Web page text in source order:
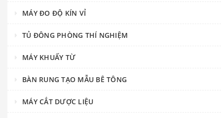
MÁY ĐO ĐỘ KÍN VỈ
TỦ ĐÔNG PHÒNG THÍ NGHIỆM
MÁY KHUẤY TỪ
BÀN RUNG TẠO MẪU BÊ TÔNG
MÁY CẮT DƯỢC LIỆU